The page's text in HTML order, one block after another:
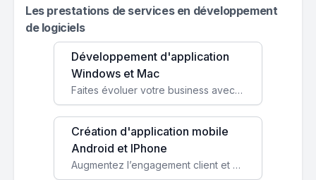
Les prestations de services en développement
de logiciels
Développement d'application
Windows et Mac
Faites évoluer votre business avec des solutions logicielles personnalisées, parfaitement adaptées à vos besoins spécifiques.
Création d'application mobile
Android et IPhone
Augmentez l’engagement client et simplifiez vos processus avec une application mobile sur mesure, disponible sur iOS et Android.